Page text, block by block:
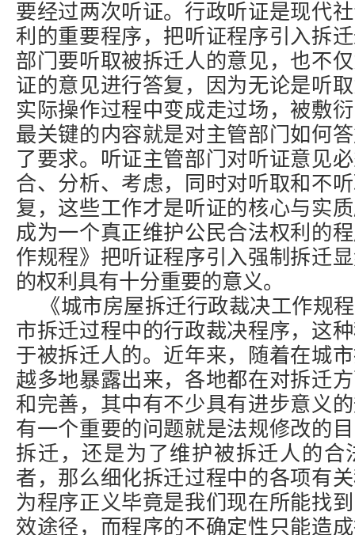
要经过两次听证。行政听证是现代
利的重要程序，把听证程序引入拆
部门要听取被拆迁人的意见，也不
证的意见进行答复，因为无论是听
实际操作过程中变成走过场，被敷
最关键的内容就是对主管部门如何
了要求。听证主管部门对听证意见
合、分析、考虑，同时对听取和不
复，这些工作才是听证的核心与实
成为一个真正维护公民合法权利的
作规程》把听证程序引入强制拆迁
的权利具有十分重要的意义。
《城市房屋拆迁行政裁决工作规
市拆迁过程中的行政裁决程序，这
于被拆迁人的。近年来，随着在城
越多地暴露出来，各地都在对拆迁
和完善，其中有不少具有进步意义
有一个重要的问题就是法规修改的
拆迁，还是为了维护被拆迁人的合
者，那么细化拆迁过程中的各项有
为程序正义毕竟是我们现在所能找
效途径，而程序的不确定性只能造